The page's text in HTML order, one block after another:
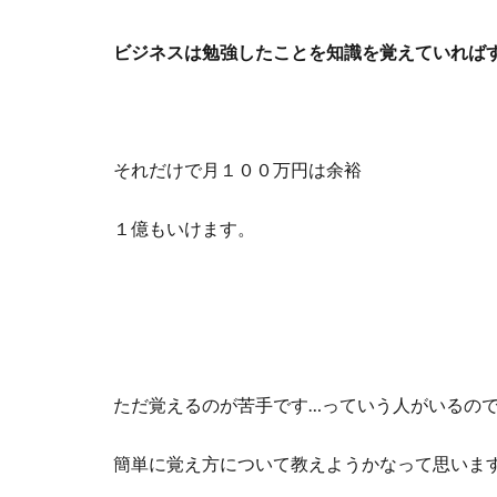
ビジネスは勉強したことを知識を覚えていれば
それだけで月１００万円は余裕
１億もいけます。
ただ覚えるのが苦手です…っていう人がいるの
簡単に覚え方について教えようかなって思いま